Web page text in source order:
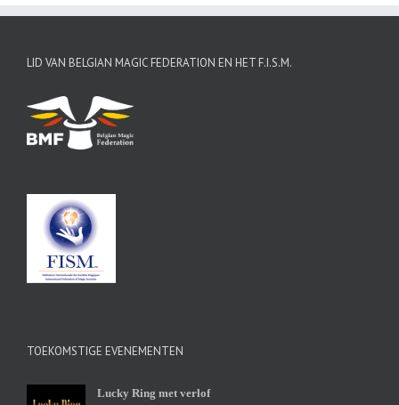
LID VAN BELGIAN MAGIC FEDERATION EN HET F.I.S.M.
TOEKOMSTIGE EVENEMENTEN
Lucky Ring met verlof